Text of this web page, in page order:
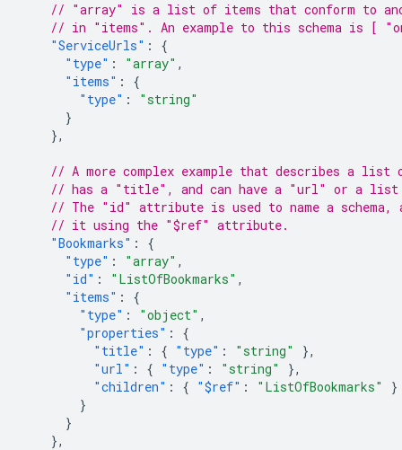
// "array" is a list of items that conform to
// in "items". An example to this schema is [
"ServiceUrls" :
{
"type" : "array" ,
"items" :
{
"type" :
"string"
}
},
// A more complex example that describes a list
// has a "title", and can have a "url" or a list
// The "id" attribute is used to name a schema,
// it using the "$ref" attribute.
"Bookmarks" :
{
"type" : "array" ,
"id" : "ListOfBookmarks" ,
"items" :
{
"type" : "object" ,
"properties" :
{
"title" : { "type" : "string"
},
"url" : { "type" : "string"
},
"children" : { "$ref" : "ListOfBookmarks"
}
}
}
},